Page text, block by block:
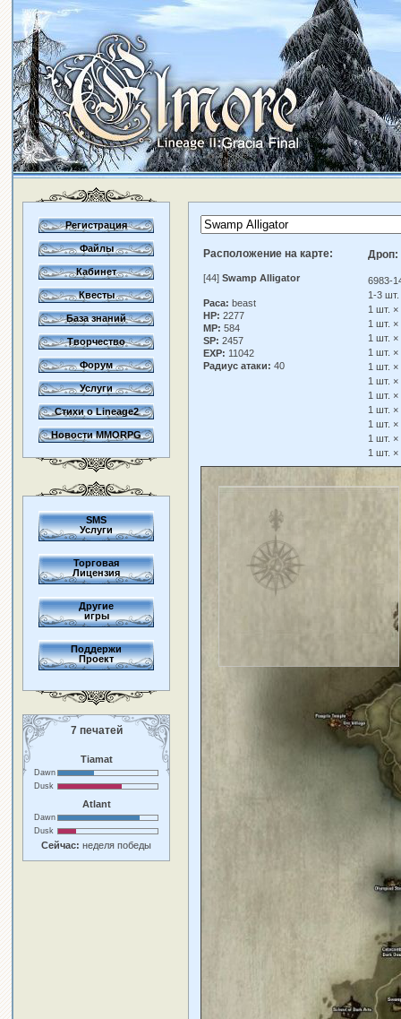
Регистрация
Файлы
Кабинет
Квесты
База знаний
Творчество
Форум
Услуги
Стихи о Lineage2
Новости MMORPG
SMS
Услуги
Торговая
Лицензия
Другие
игры
Поддержи
Проект
7 печатей
Tiamat
Dawn
Dusk
Atlant
Dawn
Dusk
Сейчас: неделя победы
Расположение на карте:
[44] Swamp Alligator
Раса: beast
HP: 2277
MP: 584
SP: 2457
EXP: 11042
Радиус атаки: 40
Дроп:
6983-
1-3
1 шт. ×
1 шт. ×
1 шт. ×
1 шт. ×
1 шт. ×
1 шт. ×
1 шт. ×
1 шт. ×
1 шт. ×
1 шт. ×
1 шт. ×